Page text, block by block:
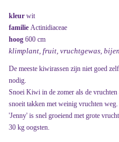
kleur wit
familie Actinidiaceae
hoog 600 cm
klimplant, fruit, vruchtgewas,
De meeste kiwirassen zijn niet goed
nodig.
Snoei Kiwi in de zomer als de
snoeit takken met weinig vruchten weg.
'Jenny' is snel groeiend met grote
30 kg oogsten.